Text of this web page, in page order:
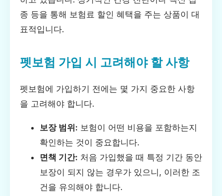
종 등을 통해 보험료 할인 혜택을 주는 상품이 대
표적입니다.
펫보험 가입 시 고려해야 할 사항
펫보험에 가입하기 전에는 몇 가지 중요한 사항
을 고려해야 합니다.
보장 범위: 보험이 어떤 비용을 포함하는지
확인하는 것이 중요합니다.
면책 기간: 처음 가입했을 때 특정 기간 동안
보장이 되지 않는 경우가 있으니, 이러한 조
건을 유의해야 합니다.